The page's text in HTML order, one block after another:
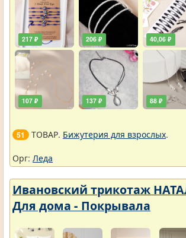
217 ₽
107 ₽
206 ₽
137 ₽
40,06 ₽
88 ₽
51 ТОВАР. Бижутерия для взрослых.
Орг: Леда
Ивановский трикотаж
Для дома - Покрывала